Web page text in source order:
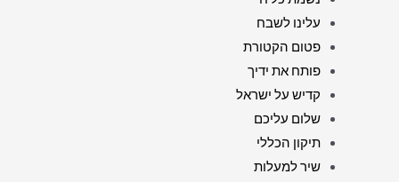
עלינו לשבח
פטום הקטורת
פותח את ידיך
קדיש על ישראל
שלום עליכם
תיקון הכללי
שיר למעלות